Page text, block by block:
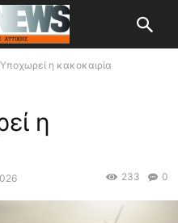
η κακοκαιρία
η
0
233